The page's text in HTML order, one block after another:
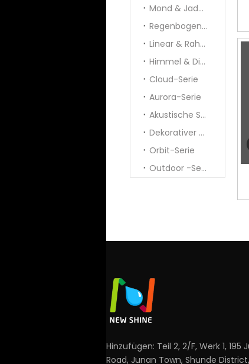
Mond & Jade & Panel
Regenbogen und Galaxie
Linear & Rahmen
Himmel & Diamant
Cloud-Serie
Aurora-Serie
Akustische Serie
Dekorativer Anhänger
Orbit-Serie
Outdoor -Serie
Hinzufügen: Teil 2, 2/F, Werk 1, 195
Road, Junan Town, Shunde District,